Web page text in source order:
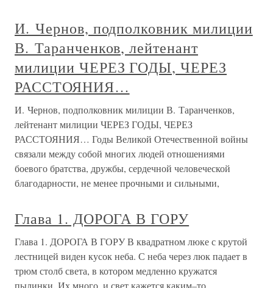
И. Чернов, подполковник милиции
В. Таранченков, лейтенант
милиции ЧЕРЕЗ ГОДЫ, ЧЕРЕЗ
РАССТОЯНИЯ…
И. Чернов, подполковник милиции В. Таранченков,
лейтенант милиции ЧЕРЕЗ ГОДЫ, ЧЕРЕЗ
РАССТОЯНИЯ… Годы Великой Отечественной войны
связали между собой многих людей отношениями
боевого братства, дружбы, сердечной человеческой
благодарности, не менее прочными и сильными,
Глава 1. ДОРОГА В ГОРУ
Глава 1. ДОРОГА В ГОРУ В квадратном люке с крутой
лестницей виден кусок неба. С неба через люк падает в
трюм столб света, в котором медленно кружатся
пылинки. Их много, и свет кажется каким–то